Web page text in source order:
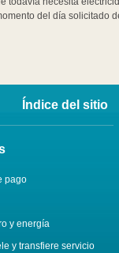
del día solicitado
Índice del sitio
pago
y energía
y transfiere servicio